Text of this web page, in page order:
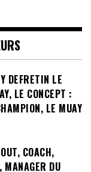
DEFRETIN LE
LE CONCEPT :
LE MUAY
COACH,
MANAGER DU